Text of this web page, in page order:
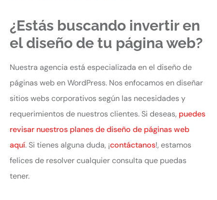
¿Estás buscando invertir en
el diseño de tu página web?
Nuestra agencia está especializada en el diseño de
páginas web en WordPress. Nos enfocamos en diseñar
sitios webs corporativos según las necesidades y
requerimientos de nuestros clientes. Si deseas, puedes
revisar nuestros planes de diseño de páginas web
aquí. Si tienes alguna duda, ¡contáctanos!, estamos
felices de resolver cualquier consulta que puedas
tener.